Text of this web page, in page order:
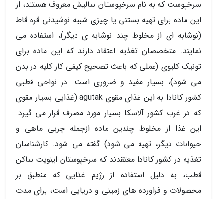
سرخپوست که به نام سرخپوستان سالیش معروف هستند، از
این ماده برای تهیه بستنی یا چیزی شبیه نوشیدنی قره قاط
(نوشابه ای از مخلوط چند نوشابه ی دیگر)، استفاده می
نمایند. متخصصان تغذیه اعتقاد دارند که این ماده برای
تونیک کلیوی (عملی که باعث تصحیح کیفی کار کلیه در بدن
می شود)، بسیار مفید و ضروری است. در نواحی قطبی
کشور کانادا به این غذای مقوی agutak (غذایی بسیار مقوی
که در غرب کشور آلاسکا بسیار مورد مصرف قرار می گیرد.
این غذا از مخلوط چندین ماده ازجمله چربی ماهی و
حیوانات دیگر، تهیه می شود) گفته می شود. کارشناسان
تغذیه در کشور کانادا معتقدند که سرخپوستان اینویت ساکن
قطب، به دلیل استفاده از رژیم غذایی که منطبق بر
محصولات و فراورده های زمینی و دریایی است، برای مدت